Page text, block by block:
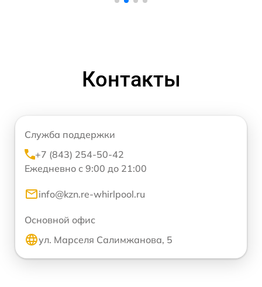
Контакты
Служба поддержки
+7 (843) 254-50-42
Ежедневно с 9:00 до 21:00
info@kzn.re-whirlpool.ru
Основной офис
ул. Марселя Салимжанова, 5